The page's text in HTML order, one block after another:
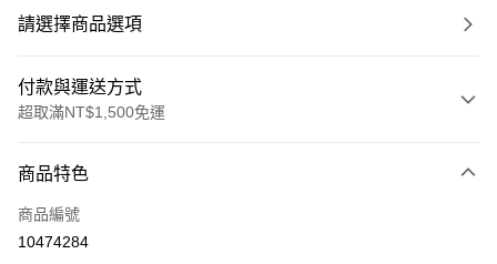
請選擇商品選項
付款與運送方式
超取滿NT$1,500免運
信用卡一次付款
超商取貨付款
商品特色
商品編號
10474284